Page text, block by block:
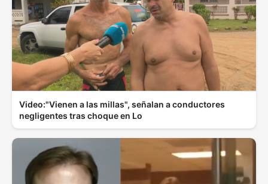
Video:"Vienen a las millas", señalan a conductores
negligentes tras choque en Lo